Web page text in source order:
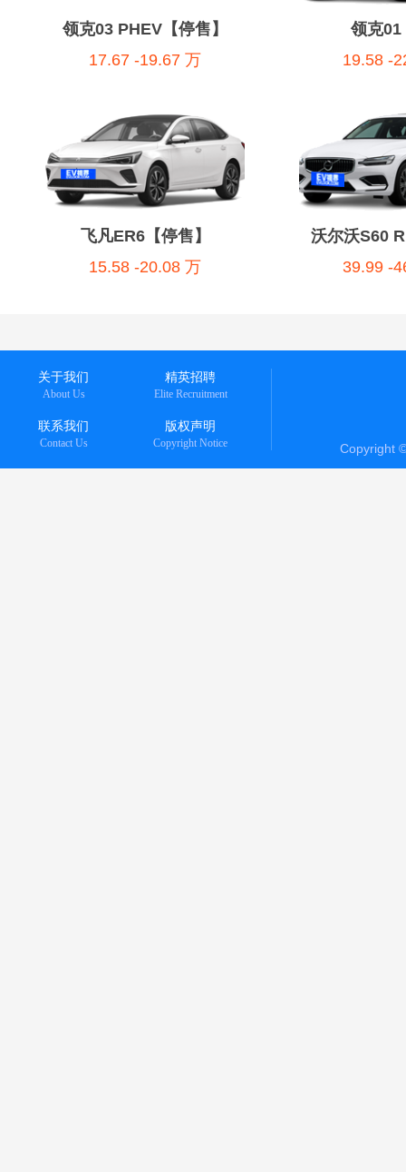
领克03 PHEV【停售】
17.67 -19.67 万
领克01
19.58 -
飞凡ER6【停售】
15.58 -20.08 万
沃尔沃S60
39.99 -
关于我们
About Us
精英招聘
Elite Recruitment
联系我们
Contact Us
版权声明
Copyright Notice Copyright